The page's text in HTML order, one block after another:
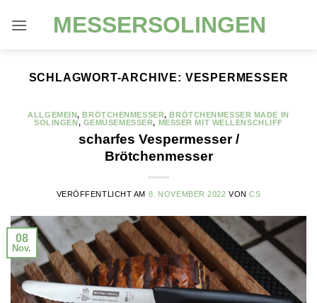
Inhalt
MESSERSOLINGEN
SCHLAGWORT-ARCHIVE: VESPERMESSER
ALLGEMEIN,BRÖTCHENMESSER,BRÖTCHENMESSER MADE IN
SOLINGEN, GEMÜSEMESSER, MESSER MIT WELLENSCHLIFF
scharfes Vespermesser /
Brötchenmesser
VERÖFFENTLICHT AM 8. NOVEMBER 2022 VONCS
08
Nov.